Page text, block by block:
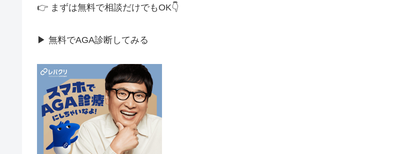
👉 まずは無料で相談だけでもOK👇
▶ 無料でAGA診断してみる